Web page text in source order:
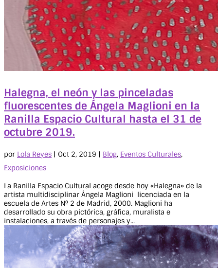
Halegna, el neón y las pinceladas
fluorescentes de Ángela Maglioni en la
Ranilla Espacio Cultural hasta el 31 de
octubre 2019.
por Lola Reyes | Oct 2, 2019 | Blog, Eventos Culturales,
Exposiciones
La Ranilla Espacio Cultural acoge desde hoy «Halegna» de la
artista multidisciplinar Ángela Maglioni licenciada en la
escuela de Artes Nº 2 de Madrid, 2000. Maglioni ha
desarrollado su obra pictórica, gráfica, muralista e
instalaciones, a través de personajes y...